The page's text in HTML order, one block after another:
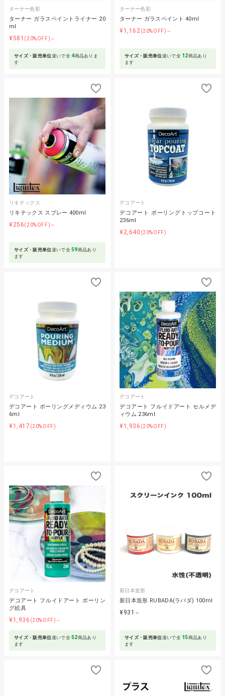
ターナー色彩
ターナー ガラスペイントライナー 20
ml
¥581 (20%OFF)～
サイズ・販売単位違いで全4商品ありま
す
ターナー色彩
ターナー ガラスペイント 40ml
¥1,162 (20%OFF)～
サイズ・販売単位違いで全 12商品あり
ます
リキテックス
リキテックス スプレー 400ml
¥256(20%OFF)～
サイズ・販売単位違いで全59商品あり
ます
デコアート
デコアート ポーリングトップコート
236ml
¥2,640 (20%OFF)
デコアート
デコアート ポーリングメディウム 23
6ml
¥1,417 (20%OFF)
デコアート
デコアート フルイドアート セルメデ
ィウム 236ml
¥1,936 (20%OFF)
デコアート
デコアート フルイドアート ポーリン
グ絵具
¥1,936 (20%OFF)～
サイズ・販売単位違いで全52商品あり
ます
新日本造形
新日本造形 RUBADA(ラバダ) 100ml
¥931 ～
サイズ・販売単位違いで全 15商品あり
ます